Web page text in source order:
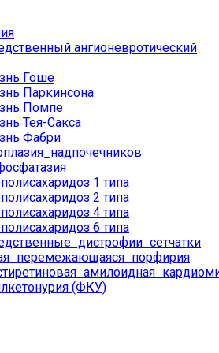
ангионевротический
Гоше
Паркинсона
Помпе
Тея-Сакса
Фабри
1 типа
2 типа
4 типа
6 типа
(ФКУ)